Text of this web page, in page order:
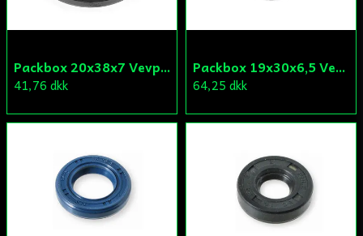
Packbox 20x38x7 Vevparti Derbi (original)
41,76 dkk
Packbox 19x30x6,5 Vevparti Vä Aprilia/Derbi/Gilera (original)
64,25 dkk